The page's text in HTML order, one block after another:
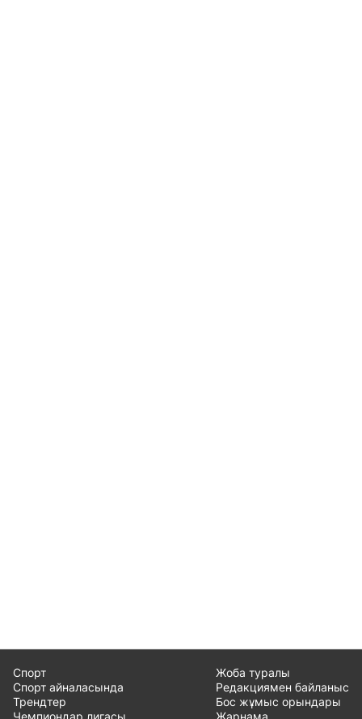
Спорт
Спорт айналасында
Трендтер
Жоба туралы
Редакциямен байланыс
Бос жұмыс орындары